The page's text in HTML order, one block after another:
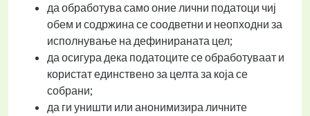
да обработува само оние лични податоци чиј
обем и содржина се соодветни и неопходни за
исполнување на дефинираната цел;
да осигура дека податоците се обработуваат и
користат единствено за целта за која се
собрани;
да ги уништи или анонимизира личните